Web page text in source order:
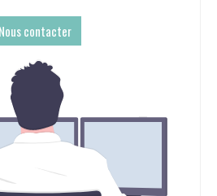
Nous contacter